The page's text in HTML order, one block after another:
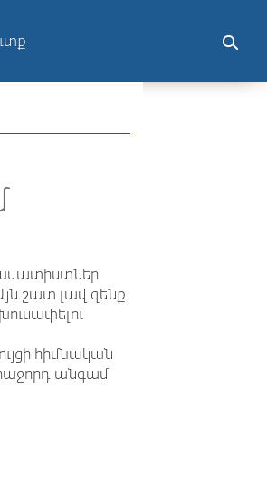
շատ լավ զենք
հիմնական
անգամ